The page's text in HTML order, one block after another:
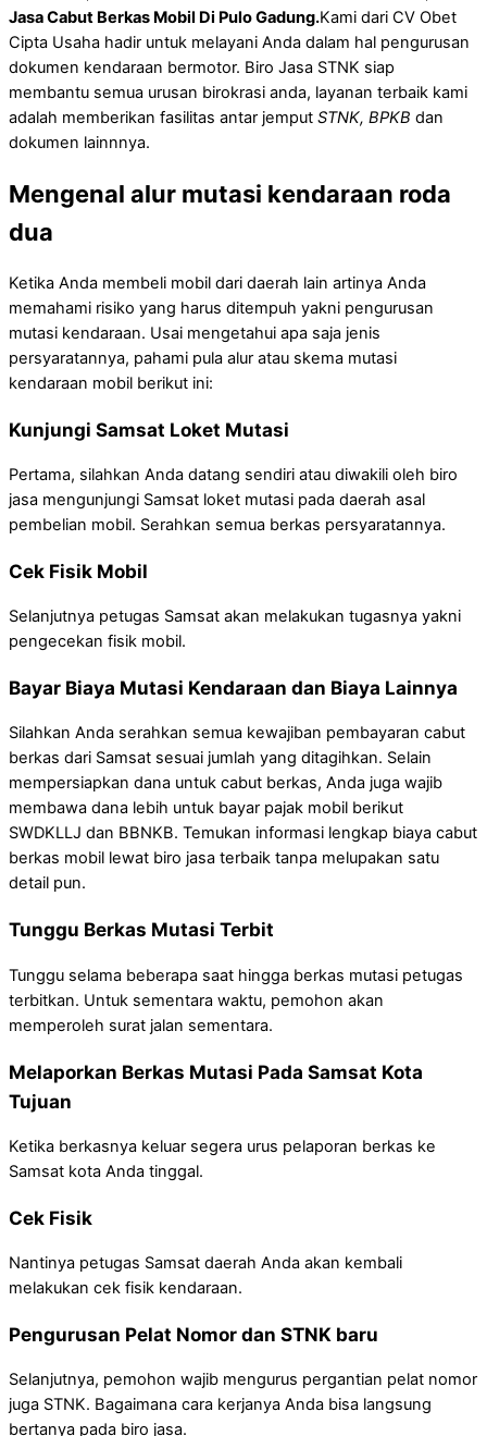
Jasa Cabut Berkas Mobil Di Pulo Gadung.Kami dari CV Obet
Cipta Usaha hadir untuk melayani Anda dalam hal pengurusan
dokumen kendaraan bermotor. Biro Jasa STNK siap
membantu semua urusan birokrasi anda, layanan terbaik kami
adalah memberikan fasilitas antar jemput STNK, BPKB dan
dokumen lainnnya.
Mengenal alur mutasi kendaraan roda
dua
Ketika Anda membeli mobil dari daerah lain artinya Anda
memahami risiko yang harus ditempuh yakni pengurusan
mutasi kendaraan. Usai mengetahui apa saja jenis
persyaratannya, pahami pula alur atau skema mutasi
kendaraan mobil berikut ini:
Kunjungi Samsat Loket Mutasi
Pertama, silahkan Anda datang sendiri atau diwakili oleh biro
jasa mengunjungi Samsat loket mutasi pada daerah asal
pembelian mobil. Serahkan semua berkas persyaratannya.
Cek Fisik Mobil
Selanjutnya petugas Samsat akan melakukan tugasnya yakni
pengecekan fisik mobil.
Bayar Biaya Mutasi Kendaraan dan Biaya Lainnya
Silahkan Anda serahkan semua kewajiban pembayaran cabut
berkas dari Samsat sesuai jumlah yang ditagihkan. Selain
mempersiapkan dana untuk cabut berkas, Anda juga wajib
membawa dana lebih untuk bayar pajak mobil berikut
SWDKLLJ dan BBNKB. Temukan informasi lengkap biaya cabut
berkas mobil lewat biro jasa terbaik tanpa melupakan satu
detail pun.
Tunggu Berkas Mutasi Terbit
Tunggu selama beberapa saat hingga berkas mutasi petugas
terbitkan. Untuk sementara waktu, pemohon akan
memperoleh surat jalan sementara.
Melaporkan Berkas Mutasi Pada Samsat Kota
Tujuan
Ketika berkasnya keluar segera urus pelaporan berkas ke
Samsat kota Anda tinggal.
Cek Fisik
Nantinya petugas Samsat daerah Anda akan kembali
melakukan cek fisik kendaraan.
Pengurusan Pelat Nomor dan STNK baru
Selanjutnya, pemohon wajib mengurus pergantian pelat nomor
juga STNK. Bagaimana cara kerjanya Anda bisa langsung
bertanya pada biro jasa.